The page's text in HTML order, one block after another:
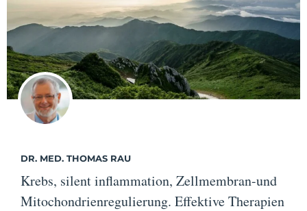
DR. MED. THOMAS RAU
Krebs, silent inflammation, Zellmembran-und
Mitochondrienregulierung. Effektive Therapien